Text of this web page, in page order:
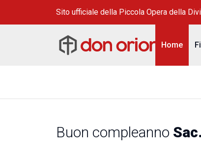
Sito ufficiale della Piccola Opera della
Home
Buon compleanno